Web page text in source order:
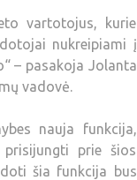
vartotojus, kurie
nukreipiami į
– pasakoja Jolanta
vadovė.
nauja funkcija,
prisijungti prie šios
šia funkcija bus